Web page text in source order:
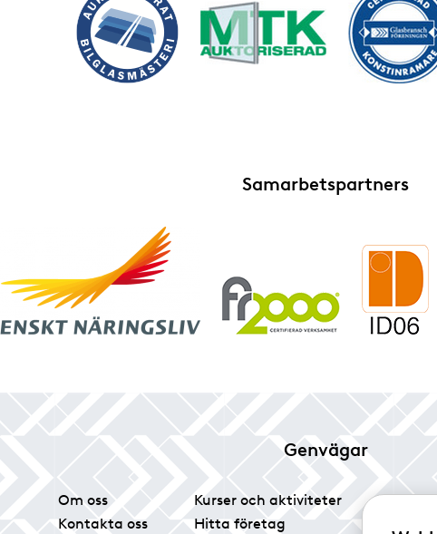
Samarbetspartners
Genvägar
Om oss
Kontakta oss
Kurser och aktiviteter
Hitta företag